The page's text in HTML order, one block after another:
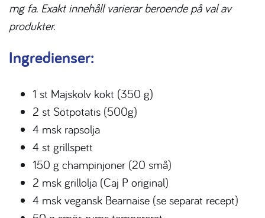
mg fa. Exakt innehåll varierar beroende på val av
produkter.
Ingredienser:
1 st Majskolv kokt (350 g)
2 st Sötpotatis (500g)
4 msk rapsolja
4 st grillspett
150 g champinjoner (20 små)
2 msk grillolja (Caj P original)
4 msk vegansk Bearnaise (se separat recept)